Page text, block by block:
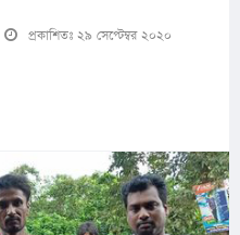
প্রকাশিতঃ ২৯ সেপ্টেম্বর ২০২০